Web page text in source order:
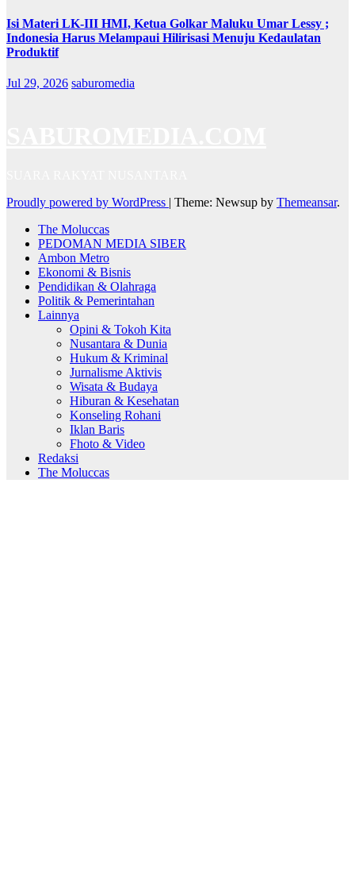
Isi Materi LK-III HMI, Ketua Golkar Maluku Umar Lessy ;
Indonesia Harus Melampaui Hilirisasi Menuju Kedaulatan
Produktif
Jul 29, 2026 saburomedia
Proudly powered by WordPress | Theme: Newsup by Themeansar.
The Moluccas
PEDOMAN MEDIA SIBER
Ambon Metro
Ekonomi & Bisnis
Pendidikan & Olahraga
Politik & Pemerintahan
Lainnya
Opini & Tokoh Kita
Nusantara & Dunia
Hukum & Kriminal
Jurnalisme Aktivis
Wisata & Budaya
Hiburan & Kesehatan
Konseling Rohani
Iklan Baris
Fhoto & Video
Redaksi
The Moluccas